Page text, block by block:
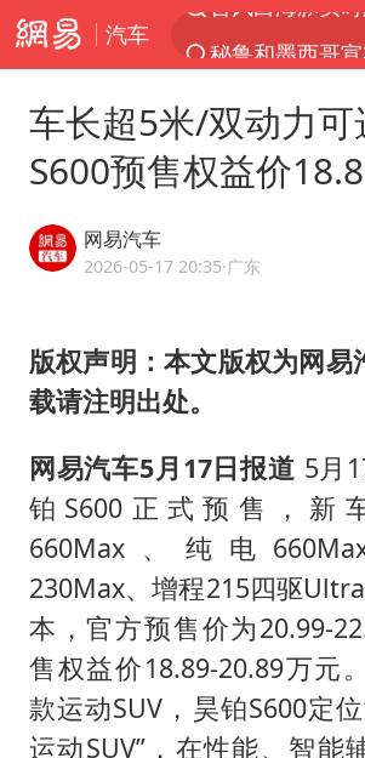
汽车
泉州市委书记
老中医：立秋
欧阳娜娜窦靖
“新疆阿勒泰八
车长超5米/双动力可
S600预售权益价
网易汽车
2026-05-17 20:35·广东
版权声明：本文版权为网易
载请注明出处。
网易汽车5月17日报道 5月
铂S600正式预售，新
660Max、纯电
230Max、增程215四驱
本，官方预售价为20.99-
售权益价18.89-20.89万元
款运动SUV，昊铂S600定
运动SUV”，在性能、智能